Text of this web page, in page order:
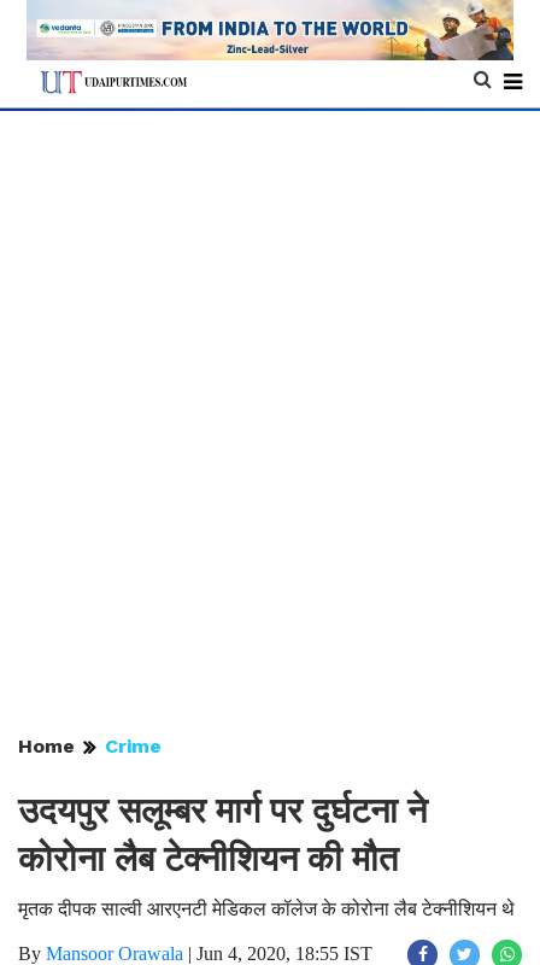
Home Crime
उदयपुर सलूम्बर मार्ग पर दुर्घटना ने
कोरोना लैब टेक्नीशियन की मौत
मृतक दीपक साल्वी आरएनटी मेडिकल कॉलेज के कोरोना लैब टेक्नीशियन थे
By Mansoor Orawala | Jun 4, 2020, 18:55 IST